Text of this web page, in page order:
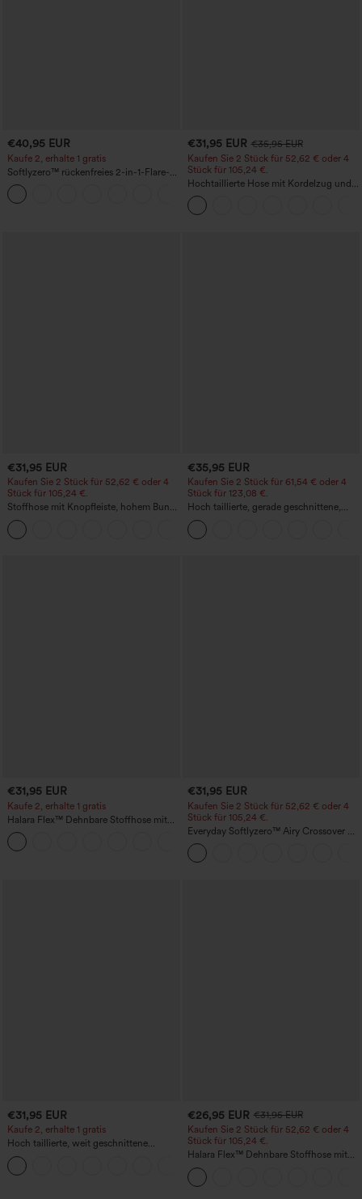
€40,95 EUR
Kaufe 2, erhalte 1 gratis
Softlyzero™ rückenfreies 2-in-1-Flare-
Trainingskleid – Wannabe – Easy Peezy
€31,95 EUR €35,95 EUR
Kaufen Sie 2 Stück für 52,62 € oder 4
Stück für 105,24 €.
Hochtaillierte Hose mit Kordelzug und
Taschen, weitem Bein, lässig und locker
in Leinenoptik
€31,95 EUR
Kaufen Sie 2 Stück für 52,62 € oder 4
Stück für 105,24 €.
Stoffhose mit Knopfleiste, hohem Bund,
mehreren Taschen und geradem Bein
€35,95 EUR
Kaufen Sie 2 Stück für 61,54 € oder 4
Stück für 123,08 €.
Hoch taillierte, gerade geschnittene,
legere Leinen-Optik-Hose mit Taschen
€31,95 EUR
Kaufe 2, erhalte 1 gratis
Halara Flex™ Dehnbare Stoffhose mit
hohem Bund und Seitentasche hinten
€31,95 EUR
Kaufen Sie 2 Stück für 52,62 € oder 4
Stück für 105,24 €.
Everyday Softlyzero™ Airy Crossover 2-
in-1-Mini-Tennisrock mit Seitentaschen-
Lucid-UPF50+
€31,95 EUR
Kaufe 2, erhalte 1 gratis
Hoch taillierte, weit geschnittene
Freizeithose aus Leinenmischung mit
Kordelzug und Taschen
€26,95 EUR €31,95 EUR
Kaufen Sie 2 Stück für 52,62 € oder 4
Stück für 105,24 €.
Halara Flex™ Dehnbare Stoffhose mit
hohem Bund, Waffelmuster,
Seitentaschen und weitem Bein